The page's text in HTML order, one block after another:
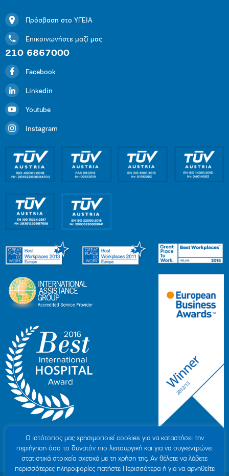
Πρόσβαση στο ΥΓΕΙΑ
Επικοινωνήστε μαζί μας
210 6867000
Facebook
Linkedin
Youtube
Instagram
Ο ιστότοπoς μας χρησιμοποιεί cookies για να καταστήσει την
περιήγηση όσο το δυνατόν πιο λειτουργική και για να συγκεντρώνει
στατιστικά στοιχεία σχετικά με τη χρήση της. Αν θέλετε να λάβετε
περισσότερες πληροφορίες πατήστε Περισσότερα ή για να αρνηθείτε